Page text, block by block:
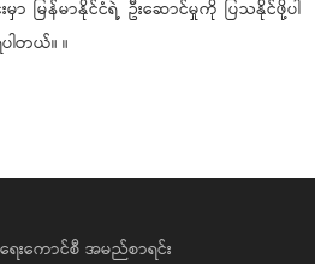
ာ မြန်မာနိုင်ငံရဲ့ ဦးဆောင်မှုကို ပြသနိုင်ဖို့ပါ
တယ်။ ။
းကောင်စီ အမည်စာရင်း